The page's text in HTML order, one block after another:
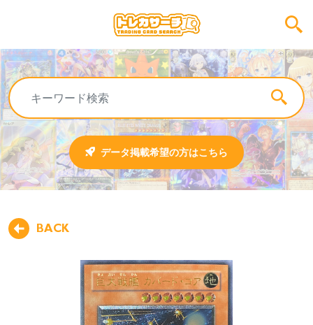
データ掲載希望の方はこちら
BACK